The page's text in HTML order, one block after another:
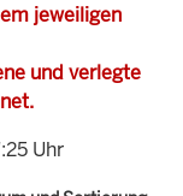
jeweiligen
und verlegte
Uhr